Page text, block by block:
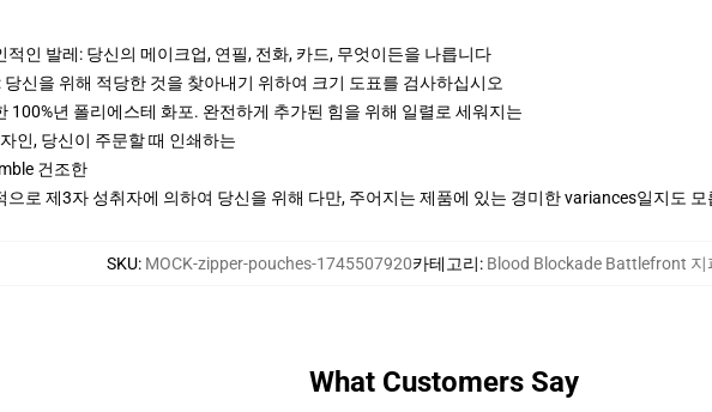
적인 발레: 당신의 메이크업, 연필, 전화, 카드, 무엇이든을 나릅니다
신을 위해 적당한 것을 찾아내기 위하여 크기 도표를 검사하십시오
100%년 폴리에스테 화포. 완전하게 추가된 힘을 위해 일렬로 세워지는
인, 당신이 주문할 때 인쇄하는
건조한
으로 제3자 성취자에 의하여 당신을 위해 다만, 주어지는 제품에 있는 경미한 variances일지도
SKU: MOCK-zipper-pouches-1745507920카테고리: Blood Blockade Battlefront 지
What Customers Say